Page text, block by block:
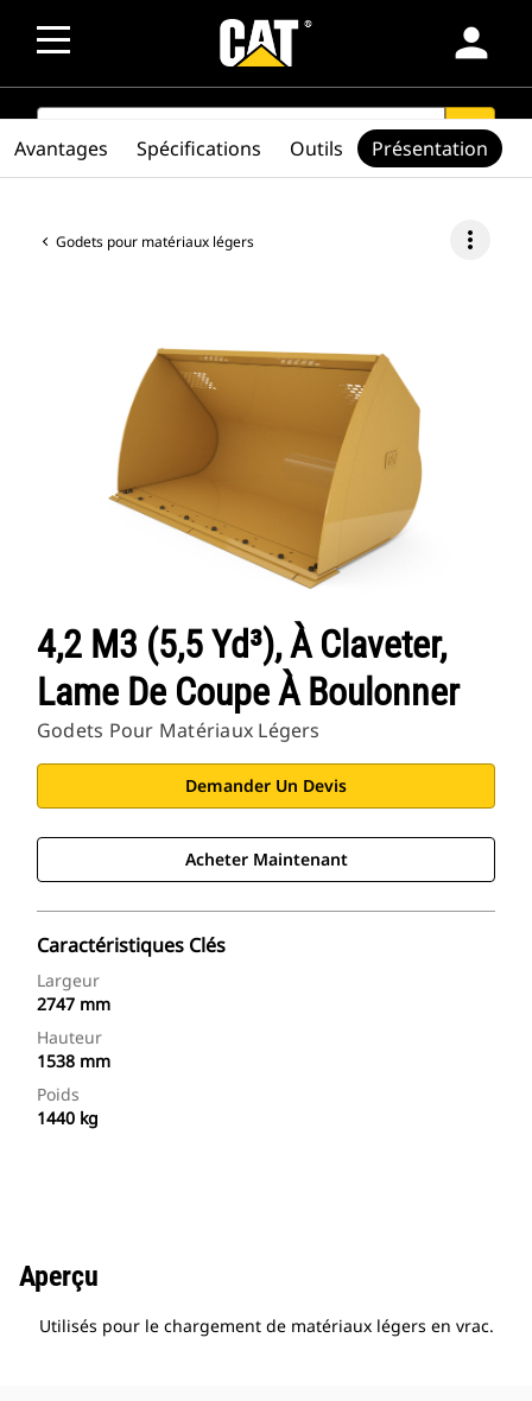
person
SEARCH search
Godets pour matériaux légers more_vert
4,2 M3 (5,5 Yd³), À Claveter,
Lame De Coupe À Boulonner
Godets Pour Matériaux Légers
Demander Un Devis
Acheter Maintenant
Caractéristiques Clés
Largeur
2747 mm
Hauteur
1538 mm
Poids
1440 kg
Avantages Spécifications Outils Présentation
Aperçu
Utilisés pour le chargement de matériaux légers en vrac.